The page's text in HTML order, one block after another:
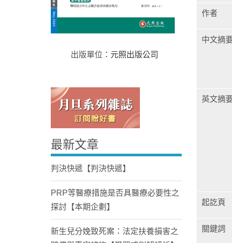
作者
中文摘
英文摘
起訖頁
關鍵詞
出版單位： 元照出版公司
最新文章
判決快遞【判決快遞】
PRP等醫療措施是否具醫療必要性之
探討【本期企劃】
新生兒分娩致死案：法定扶養損害之